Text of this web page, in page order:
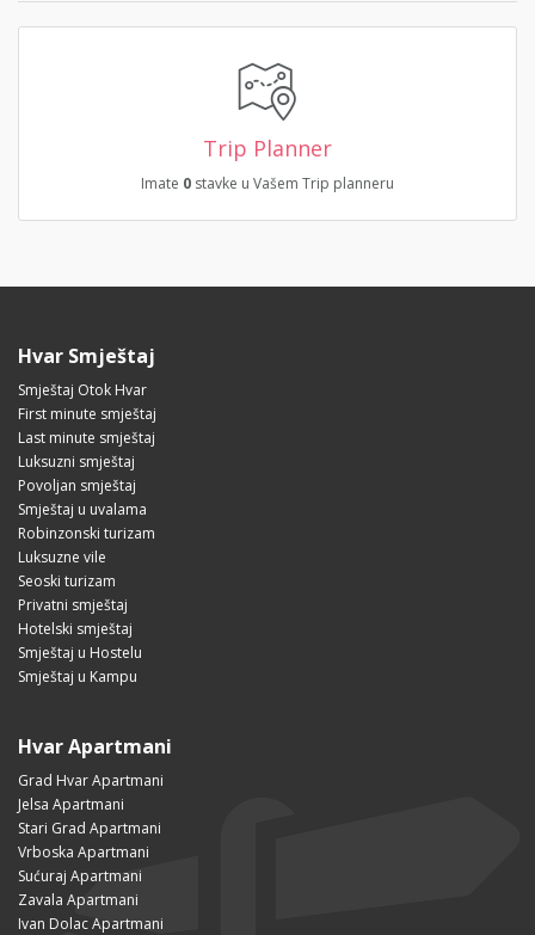
Trip Planner
Imate 0 stavke u Vašem Trip planneru
Hvar Smještaj
Smještaj Otok Hvar
First minute smještaj
Last minute smještaj
Luksuzni smještaj
Povoljan smještaj
Smještaj u uvalama
Robinzonski turizam
Luksuzne vile
Seoski turizam
Privatni smještaj
Hotelski smještaj
Smještaj u Hostelu
Smještaj u Kampu
Hvar Apartmani
Grad Hvar Apartmani
Jelsa Apartmani
Stari Grad Apartmani
Vrboska Apartmani
Sućuraj Apartmani
Zavala Apartmani
Ivan Dolac Apartmani